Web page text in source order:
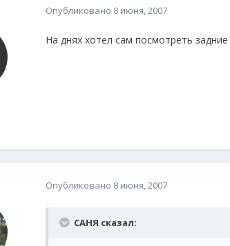
Опубликовано 8 июня, 2007
На днях хотел сам посмотреть
Опубликовано 8 июня, 2007
САНЯ сказал: